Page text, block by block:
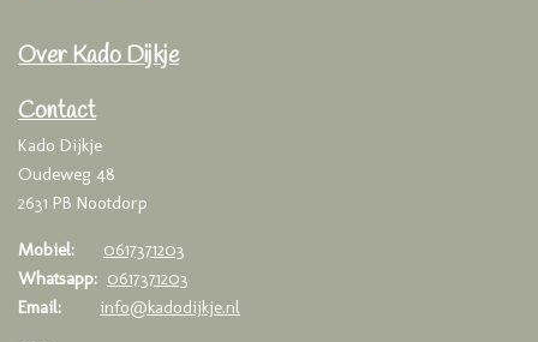
b
o
k
a
r
a
m
s
Over Kado Dijkje
Contact
Kado Dijkje
Oudeweg 48
2631 PB Nootdorp
Mobiel:
0617371203
Whatsapp: 0617371203
Email:
info@kadodijkje.nl